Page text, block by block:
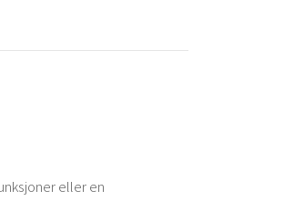
eller en